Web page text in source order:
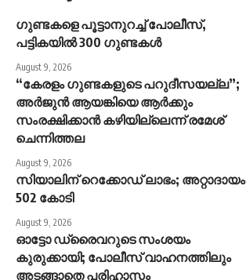
ഗുണ്ടകളെ പൂട്ടാനുറച്ച് പോലീസ്,
പട്ടികയിൽ 300 ഗുണ്ടകൾ
August 9, 2026
“കേരളം ഗുണ്ടകളുടെ പറുദീസയല്ല”;
അർജുൻ ആയങ്കിയെ ആർക്കും
സംരക്ഷിക്കാൻ കഴിയില്ലെന്ന് രമേശ്
ചെന്നിത്തല
August 9, 2026
സിയാലിന് റെക്കോഡ് ലാഭം; അറ്റാദായം
502 കോടി
August 9, 2026
ഓട്ടോ ഡ്രൈവറുടെ സംശയം
കുരുക്കായി; പോലീസ് വാഹനത്തിലും
അടങ്ങാതെ പരിഹാസം